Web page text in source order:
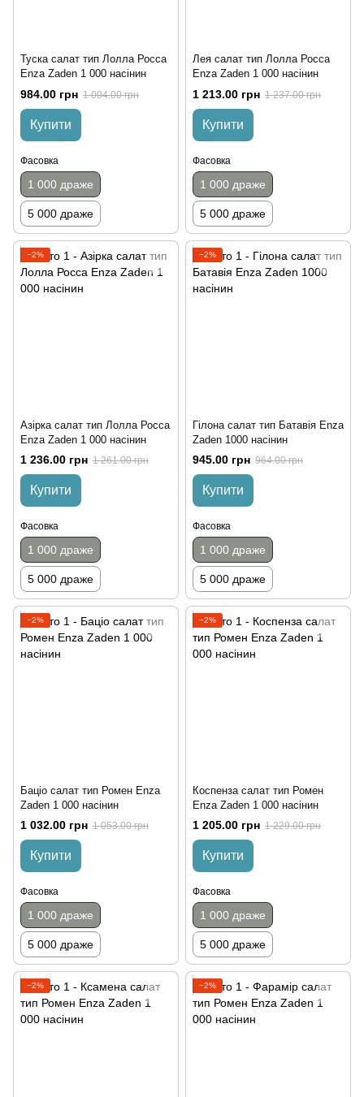
Туска салат тип Лолла Росса
Enza Zaden 1 000 насінин
984.00 грн 1 004.00 грн
Купити
Фасовка
1 000 драже
5 000 драже
Лея салат тип Лолла Росса
Enza Zaden 1 000 насінин
1 213.00 грн 1 237.00 грн
Купити
Фасовка
1 000 драже
5 000 драже
−2%
Азірка салат тип Лолла Росса
Enza Zaden 1 000 насінин
1 236.00 грн 1 261.00 грн
Купити
Фасовка
1 000 драже
5 000 драже
−2%
Гілона салат тип Батавія Enza
Zaden 1000 насінин
945.00 грн 964.00 грн
Купити
Фасовка
1 000 драже
5 000 драже
−2%
Баціо салат тип Ромен Enza
Zaden 1 000 насінин
1 032.00 грн 1 053.00 грн
Купити
Фасовка
1 000 драже
5 000 драже
−2%
Коспенза салат тип Ромен
Enza Zaden 1 000 насінин
1 205.00 грн 1 229.00 грн
Купити
Фасовка
1 000 драже
5 000 драже
−2% −2%